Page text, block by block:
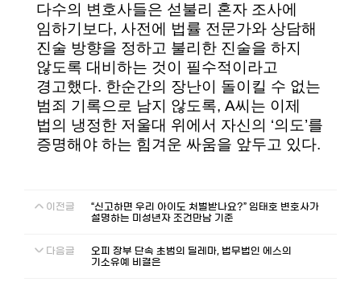
다수의 변호사들은 섣불리 혼자 조사에
임하기보다, 사전에 법률 전문가와 상담해
진술 방향을 정하고 불리한 진술을 하지
않도록 대비하는 것이 필수적이라고
경고했다. 한순간의 장난이 돌이킬 수 없는
범죄 기록으로 남지 않도록, A씨는 이제
법의 냉정한 저울대 위에서 자신의 ‘의도’를
증명해야 하는 힘겨운 싸움을 앞두고 있다.
이전글
“신고하면 우리 아이도 처벌받나요?” 임태호 변호사가
설명하는 미성년자 조건만남 기준
다음글
오피 장부 단속 초범의 딜레마, 법무법인 에스의
기소유예 비결은